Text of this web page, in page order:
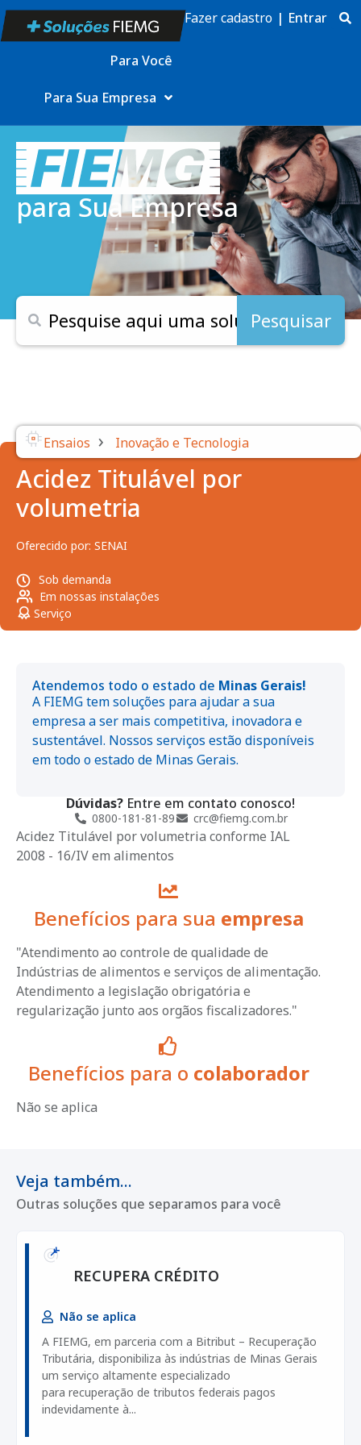
Para Você
Para Sua Empresa
Fazer cadastro | Entrar
para Sua Empresa
Pesquisar
Ensaios › Inovação e Tecnologia
Acidez Titulável por
volumetria
Oferecido por: SENAI
Sob demanda
Em nossas instalações
Serviço
Acidez Titulável por volumetria conforme IAL
2008 - 16/IV em alimentos
Benefícios para sua empresa
"Atendimento ao controle de qualidade de
Indústrias de alimentos e serviços de alimentação.
Atendimento a legislação obrigatória e
regularização junto aos orgãos fiscalizadores."
Benefícios para o colaborador
Não se aplica
Atendemos todo o estado de Minas Gerais!
A FIEMG tem soluções para ajudar a sua
empresa a ser mais competitiva, inovadora e
sustentável. Nossos serviços estão disponíveis
em todo o estado de Minas Gerais.
Dúvidas? Entre em contato conosco!
0800-181-81-89 crc@fiemg.com.br
Veja também...
Outras soluções que separamos para você
RECUPERA CRÉDITO
Não se aplica
A FIEMG, em parceria com a Bitribut – Recuperação
Tributária, disponibiliza às indústrias de Minas Gerais
um serviço altamente especializado
para recuperação de tributos federais pagos
indevidamente à...